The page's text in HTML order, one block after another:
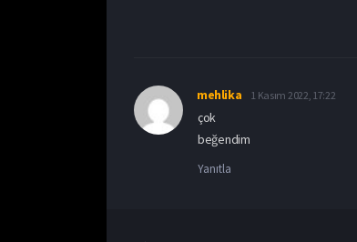
mehlika 1 Kasım 2022, 17:22
çok
beğendim
Yanıtla